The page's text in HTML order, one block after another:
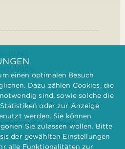
KONTAKT
einen optimalen Besuch
Dazu zählen Cookies, die
sind, sowie solche die
oder zur Anzeige
werden. Sie können
Sie zulassen wollen. Bitte
der gewählten Einstellungen
alle Funktionalitäten zur